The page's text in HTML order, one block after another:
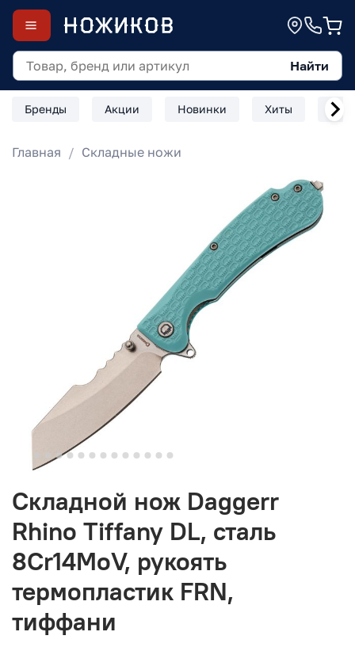
Найти
Бренды Акции Новинки Хиты
Главная Складные ножи
Складной нож Daggerr
Rhino Tiffany DL, сталь
8Cr14MoV, рукоять
термопластик FRN,
тиффани